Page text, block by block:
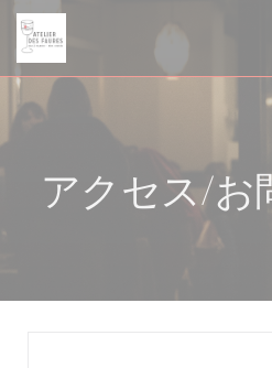
クッキー利用の管理について
アクセス/お